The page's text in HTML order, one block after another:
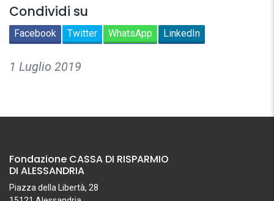
Condividi su
Facebook Twitter WhatsApp LinkedIn
1 Luglio 2019
Fondazione CASSA DI RISPARMIO
DI ALESSANDRIA
Piazza della Libertà, 28